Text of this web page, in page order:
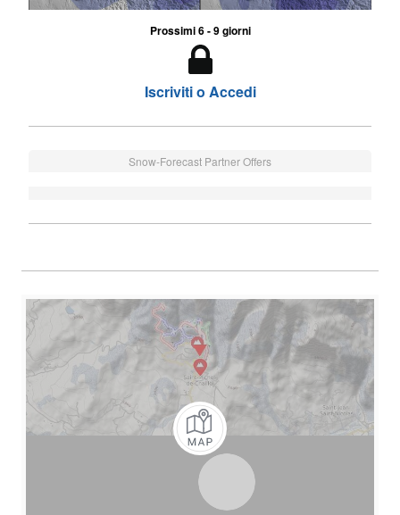
Prossimi 6 - 9 giorni
Iscriviti o Accedi
Snow-Forecast Partner Offers